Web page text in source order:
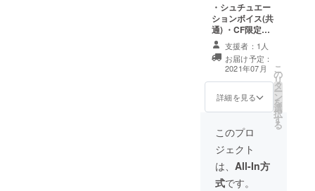
・シュチュエー
ションボイス(共
通) ・CF限定ア
クリルキーホル
ダー(デフォルメ
柄) ・個別通話
（30分以内)
支援者：1人
お届け予定：
2021年07月
詳細を見る
こ
の
リ
タ
ー
ン
を
選
択
す
る
このプロ
ジェクト
は、 All-In方
式です。